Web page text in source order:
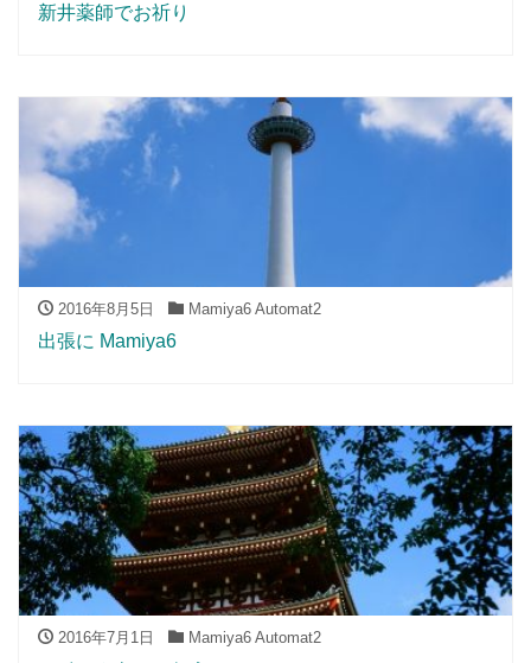
新井薬師でお祈り
2016年8月5日 Mamiya6 Automat2
出張に Mamiya6
2016年7月1日 Mamiya6 Automat2